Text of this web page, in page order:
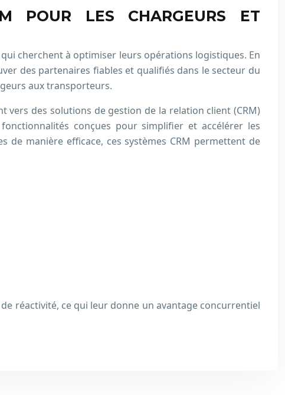
POUR LES CHARGEURS ET
cherchent à optimiser leurs opérations logistiques. En
des partenaires fiables et qualifiés dans le secteur du
aux transporteurs.
des solutions de gestion de la relation client (CRM)
conçues pour simplifier et accélérer les
manière efficace, ces systèmes CRM permettent de
réactivité, ce qui leur donne un avantage concurrentiel